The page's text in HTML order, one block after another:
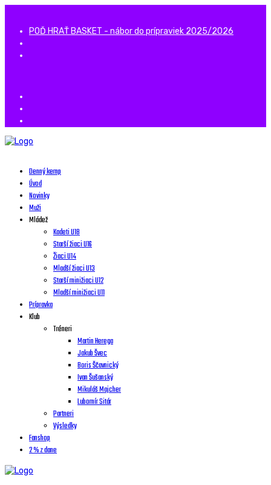
POĎ HRAŤ BASKET - nábor do prípraviek 2025/2026
Denný kemp
Úvod
Novinky
Muži
Mládež
Kadeti U18
Starší žiaci U16
Žiaci U14
Mladší žiaci U13
Starší minižiaci U12
Mladší minižiaci U11
Prípravka
Klub
Tréneri
Martin Herega
Jakub Švec
Boris Ščavnický
Ivan Šušanský
Mikuláš Majcher
Lubomír Sitár
Partneri
Výsledky
Fanshop
2 % z dane